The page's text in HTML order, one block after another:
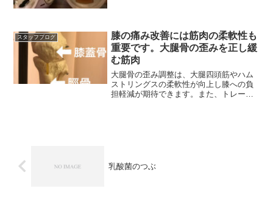
スタッフブログ
膝の痛み改善には筋肉の柔軟性も
重要です。大腿骨の歪みを正し緩
む筋肉
大腿骨の歪み調整は、大腿四頭筋やハム
ストリングスの柔軟性が向上し膝への負
担軽減が期待できます。また、トレーニ
乳酸菌のつぶ